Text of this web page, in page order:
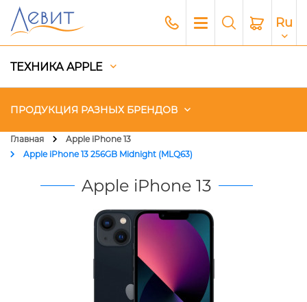
Ru
ТЕХНИКА APPLE
ПРОДУКЦИЯ РАЗНЫХ БРЕНДОВ
Чехлы
Генераторы и Зарядные
Платный сервис Apple
Главная
Apple iPhone 13
Apple iPhone 13 256GB Midnight (MLQ63)
Apple iPhone 13